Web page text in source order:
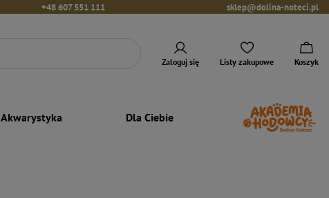
+48 607 551 111 sklep@dolina-noteci.pl
Zaloguj się Listy zakupowe Koszyk
Akwarystyka Dla Ciebie